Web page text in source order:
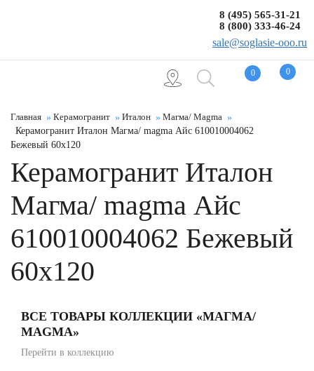
0 0
8 (495) 565-31-21
8 (800) 333-46-24
sale@soglasie-ooo.ru
Главная Керамогранит Италон
Магма/ Magma
Керамогранит Италон Магма/ magma Айс 610010004062
Бежевый 60x120
Керамогранит Италон
Магма/ magma Айс
610010004062 Бежевый
60x120
ВСЕ ТОВАРЫ КОЛЛЕКЦИИ «МАГМА/
MAGMA»
Перейти в коллекцию